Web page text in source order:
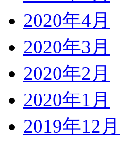
2020年4月
2020年3月
2020年2月
2020年1月
2019年12月